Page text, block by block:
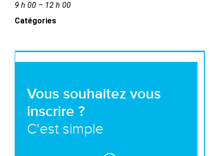
9 h 00 – 12 h 00
Catégories
Vous souhaitez vous
inscrire ?
C'est simple